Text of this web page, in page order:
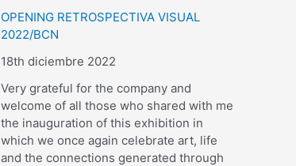
OPENING RETROSPECTIVA VISUAL
2022/BCN
18th diciembre 2022
Very grateful for the company and
welcome of all those who shared with me
the inauguration of this exhibition in
which we once again celebrate art, life
and the connections generated through